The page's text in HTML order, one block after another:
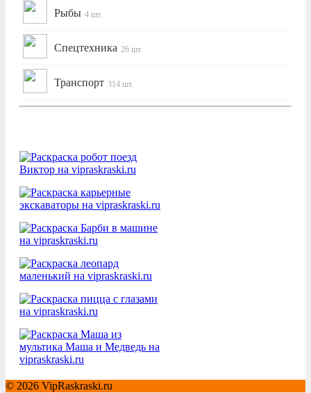
Рыбы 4 шт.
Спецтехника 26 шт.
Транспорт 314 шт.
© 2026 VipRaskraski.ru